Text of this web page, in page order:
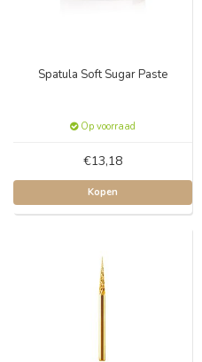
Spatula Soft Sugar Paste
Op voorraad
€13,18
Kopen